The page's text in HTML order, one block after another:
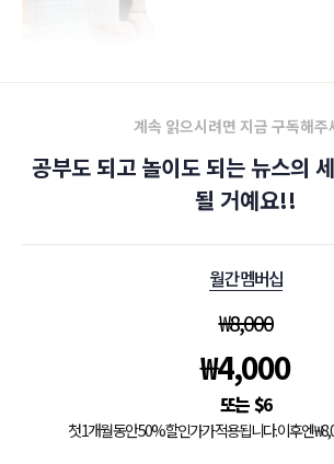
계속 읽으시려면 지금 구독해주
공부도 되고 놀이도 되는 뉴스의
될 거예요!!
월간 멤버십
₩8,000
₩4,000
$6
첫 1개월 동안 50% 할인가가 적용됩니다. 이후엔